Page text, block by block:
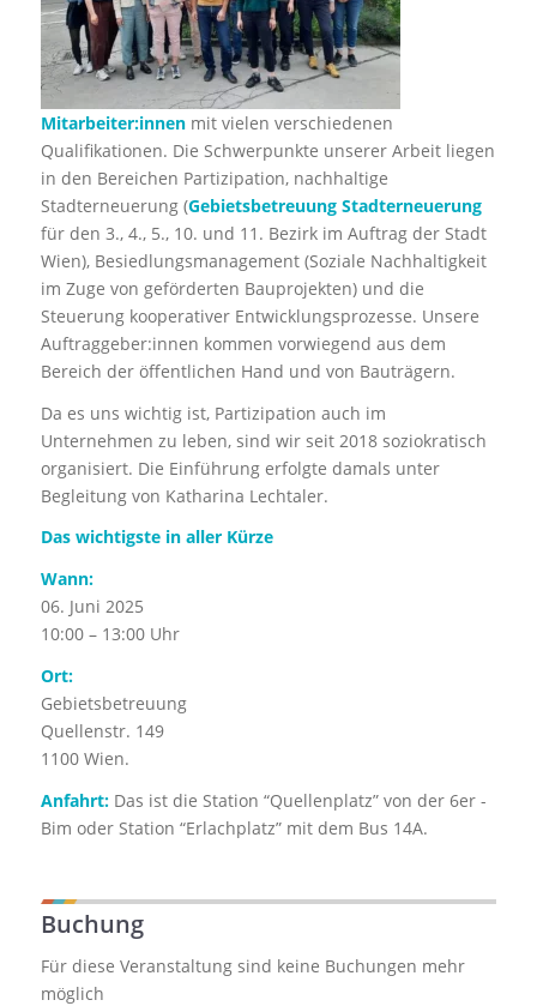
Mitarbeiter:innenmit vielen verschiedenen
Qualifikationen. Die Schwerpunkte unserer Arbeit liegen
in den Bereichen Partizipation, nachhaltige
Stadterneuerung (Gebietsbetreuung Stadterneuerung
für den 3., 4., 5., 10. und 11. Bezirk im Auftrag der Stadt
Wien), Besiedlungsmanagement (Soziale Nachhaltigkeit
im Zuge von geförderten Bauprojekten) und die
Steuerung kooperativer Entwicklungsprozesse. Unsere
Auftraggeber:innen kommen vorwiegend aus dem
Bereich der öffentlichen Hand und von Bauträgern.
Da es uns wichtig ist, Partizipation auch im
Unternehmen zu leben, sind wir seit 2018 soziokratisch
organisiert. Die Einführung erfolgte damals unter
Begleitung von Katharina Lechtaler.
Das wichtigste in aller Kürze
Wann:
06. Juni 2025
10:00 – 13:00 Uhr
Ort:
Gebietsbetreuung
Quellenstr. 149
1100 Wien.
Anfahrt:Das ist die Station “Quellenplatz” von der 6er -
Bim oder Station “Erlachplatz” mit dem Bus 14A.
Buchung
Für diese Veranstaltung sind keine Buchungen mehr
möglich